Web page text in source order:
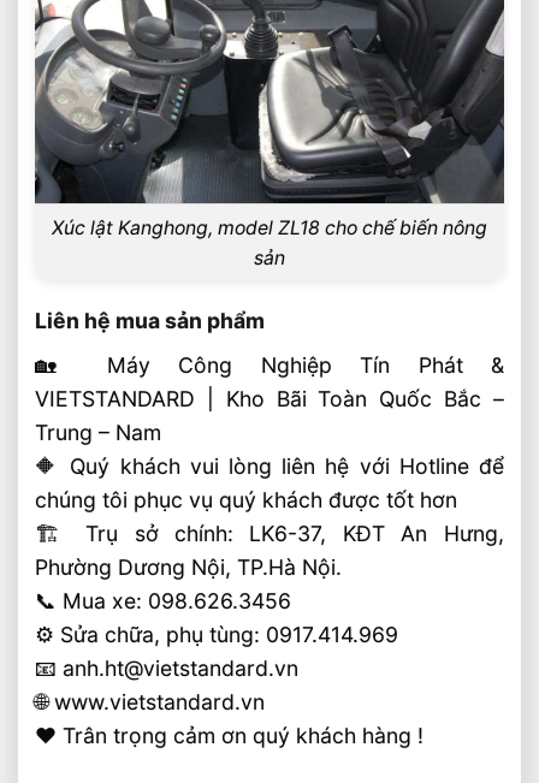
Xúc lật Kanghong, model ZL18 cho chế biến nông
sản
Liên hệ mua sản phẩm
🏡 Máy Công Nghiệp Tín Phát &
VIETSTANDARD | Kho Bãi Toàn Quốc Bắc –
Trung – Nam
🔶 Quý khách vui lòng liên hệ với Hotline để
chúng tôi phục vụ quý khách được tốt hơn
🏗 Trụ sở chính: LK6-37, KĐT An Hưng,
Phường Dương Nội, TP.Hà Nội.
📞 Mua xe: 098.626.3456
⚙️ Sửa chữa, phụ tùng: 0917.414.969
📧 anh.ht@vietstandard.vn
🌐 www.vietstandard.vn
❤️ Trân trọng cảm ơn quý khách hàng !